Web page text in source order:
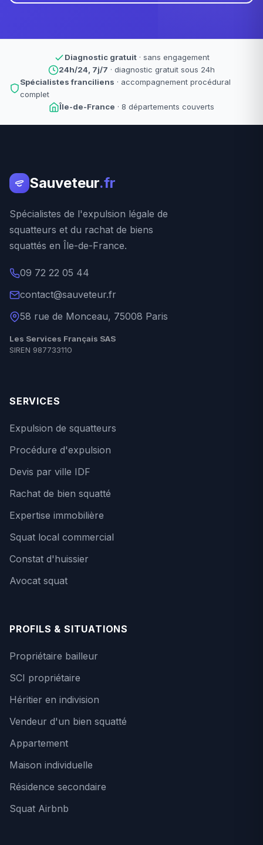
Diagnostic gratuit· sans engagement
24h/24, 7j/7 · diagnostic gratuit sous 24h
Spécialistes franciliens · accompagnement procédural
complet
Île-de-France · 8 départements couverts
Sauveteur.fr
Spécialistes de l'expulsion légale de
squatteurs et du rachat de biens
squattés en Île-de-France.
09 72 22 05 44
contact@sauveteur.fr
58 rue de Monceau, 75008 Paris
Les Services Français SAS
SIREN 987733110
SERVICES
Expulsion de squatteurs
Procédure d'expulsion
Devis par ville IDF
Rachat de bien squatté
Expertise immobilière
Squat local commercial
Constat d'huissier
Avocat squat
PROFILS & SITUATIONS
Propriétaire bailleur
SCI propriétaire
Héritier en indivision
Vendeur d'un bien squatté
Appartement
Maison individuelle
Résidence secondaire
Squat Airbnb